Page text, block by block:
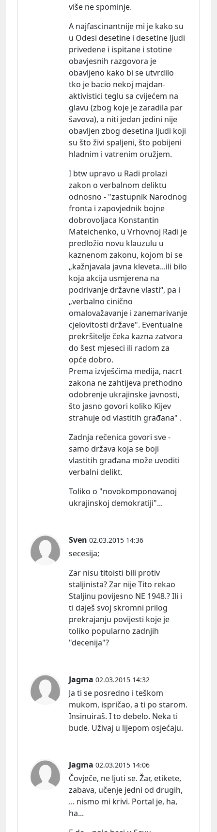
više ne spominje.
A najfascinantnije mi je kako su
u Odesi desetine i desetine ljudi
privedene i ispitane i stotine
obavjesnih razgovora je
obavljeno kako bi se utvrdilo
tko je bacio nekoj majdan-
aktivistici teglu sa cvijećem na
glavu (zbog koje je zaradila par
šavova), a niti jedan jedini nije
obavljen zbog desetina ljudi koji
su što živi spaljeni, što pobijeni
hladnim i vatrenim oružjem.
I btw upravo u Radi prolazi
zakon o verbalnom deliktu
odnosno - "zastupnik Narodnog
fronta i zapovjednik bojne
dobrovoljaca Konstantin
Mateichenko, u Vrhovnoj Radi je
predložio novu klauzulu u
kaznenom zakonu, kojom bi se
„kažnjavala javna kleveta...ili bilo
koja akcija usmjerena na
podrivanje državne vlasti“, pa i
„verbalno cinično
omalovažavanje i zanemarivanje
cjelovitosti države". Eventualne
prekršitelje čeka kazna zatvora
do šest mjeseci ili radom za
opće dobro.
Prema izvješćima medija, nacrt
zakona ne zahtijeva prethodno
odobrenje ukrajinske javnosti,
što jasno govori koliko Kijev
strahuje od vlastitih građana" .
Zadnja rečenica govori sve -
samo država koja se boji
vlastitih građana može uvoditi
verbalni delikt.
Toliko o "novokomponovanoj
ukrajinskoj demokratiji"...
Sven 02.03.2015 14:36
secesija;
Zar nisu titoisti bili protiv
staljinista? Zar nije Tito rekao
Staljinu povijesno NE 1948.? Ili i
ti daješ svoj skromni prilog
prekrajanju povijesti koje je
toliko popularno zadnjih
"decenija"?
Jagma 02.03.2015 14:32
Ja ti se posredno i teškom
mukom, ispričao, a ti po starom.
Insinuiraš. I to debelo. Neka ti
bude. Uživaj u lijepom osjećaju.
Jagma 02.03.2015 14:06
Čovječe, ne ljuti se. Žar, etikete,
zabava, učenje jedni od drugih,
... nismo mi krivi. Portal je, ha,
ha...